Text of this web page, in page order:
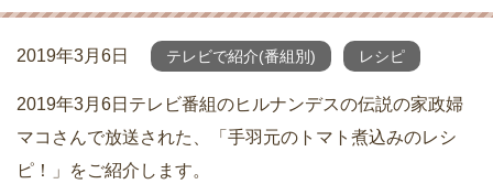
2019年3月6日 テレビで紹介(番組別) レシピ
2019年3月6日テレビ番組のヒルナンデスの伝説の家政婦
マコさんで放送された、「手羽元のトマト煮込みのレシ
ピ！」をご紹介します。